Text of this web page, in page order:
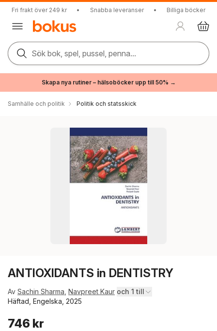
Fri frakt över 249 kr • Snabba leveranser • Billiga böcker
Sök bok, spel, pussel, penna...
Skapa nya rutiner – hälsoböcker upp till 50% →
Samhälle och politik Politik och statsskick
ANTIOXIDANTS in DENTISTRY
Av Sachin Sharma Navpreet Kaur och 1 till
Häftad, Engelska, 2025
746 kr